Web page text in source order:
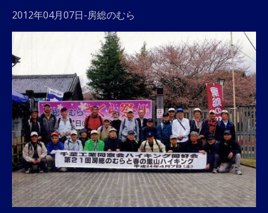
2012年04月07日-房総のむら